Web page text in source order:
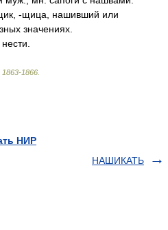
-щица, нашивший или
значениях.
1863-1866
НИР
НАШИКАТЬ